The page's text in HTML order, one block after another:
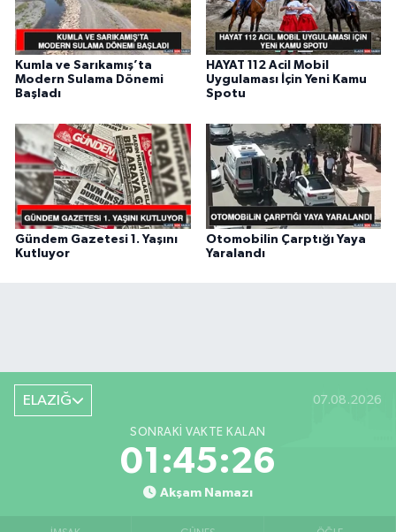
Kumla ve Sarıkamış’ta
Modern Sulama Dönemi
Başladı
HAYAT 112 Acil Mobil
Uygulaması İçin Yeni Kamu
Spotu
Gündem Gazetesi 1. Yaşını
Kutluyor
Otomobilin Çarptığı Yaya
Yaralandı
ELAZIĞ 07.08.2026
SONRAKI VAKTE KALAN
01:45:25
Akşam Namazı